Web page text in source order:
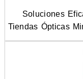
Soluciones
Tiendas Ópticas